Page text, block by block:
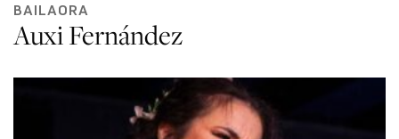
BAILAORA
Auxi Fernández